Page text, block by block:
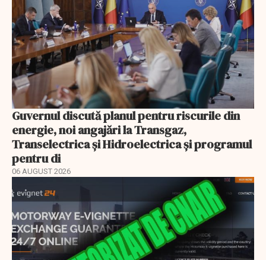
Guvernul discută planul pentru riscurile din
energie, noi angajări la Transgaz,
Transelectrica și Hidroelectrica și programul
pentru di
06 AUGUST 2026